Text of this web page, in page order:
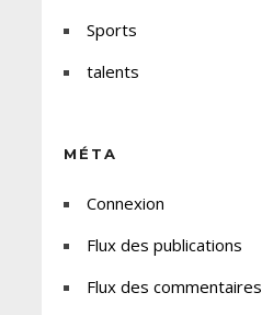
Sports
talents
MÉTA
Connexion
Flux des publications
Flux des commentaires